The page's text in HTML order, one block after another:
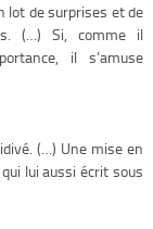
lot de surprises et de
(…) Si, comme il
il s’amuse
(…) Une mise en
lui aussi écrit sous